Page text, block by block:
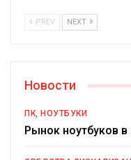
PREV NEXT
Новости
ПК, НОУТБУКИ
Рынок ноутбуков